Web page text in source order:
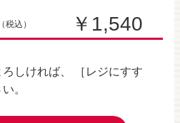
（税込） ￥1,540
しければ、 ［レジにすす
。